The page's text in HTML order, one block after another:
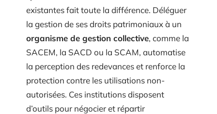
existantes fait toute la différence. Déléguer
la gestion de ses droits patrimoniaux à un
organisme de gestion collective, comme la
SACEM, la SACD ou la SCAM, automatise
la perception des redevances et renforce la
protection contre les utilisations non-
autorisées. Ces institutions disposent
d’outils pour négocier et répartir